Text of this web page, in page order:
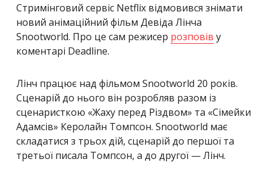
Стримінговий сервіс Netflix відмовився знімати
новий анімаційний фільм Девіда Лінча
Snootworld. Про це сам режисер розповів у
коментарі Deadline.
Лінч працює над фільмом Snootworld 20 років.
Сценарій до нього він розробляв разом із
сценаристкою «Жаху перед Різдвом» та «Сімейки
Адамсів» Керолайн Томпсон. Snootworld має
складатися з трьох дій, сценарій до першої та
третьої писала Томпсон, а до другої — Лінч.